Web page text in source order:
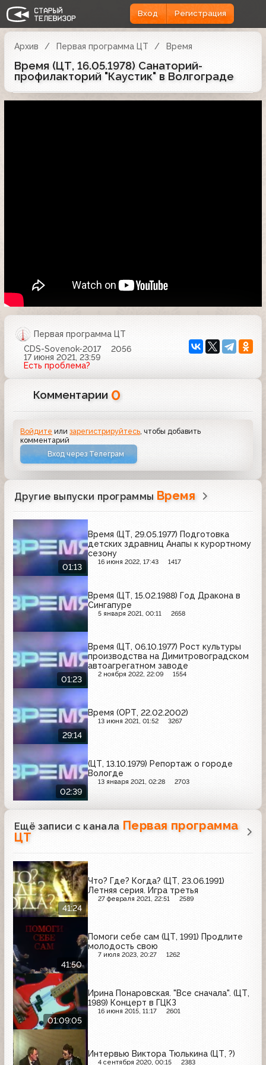
Вход Регистрация
Архив Первая программа ЦТ Время
Время (ЦТ, 16.05.1978) Санаторий-
профилакторий "Каустик" в Волгограде
Первая программа ЦТ
CDS-Sovenok-2017
2056
17 июня 2021, 23:59
Есть проблема?
Комментарии 0
Войдите илизарегистрируйтесь , чтобы добавить
комментарий
Вход через Телеграм
Другие выпуски программы Время
01:13
Время (ЦТ, 29.05.1977) Подготовка
детских здравниц Анапы к курортному
сезону
16 июня 2022, 17:43 1417
Время (ЦТ, 15.02.1988) Год Дракона в
Сингапуре
5 января 2021, 00:11 2658
01:23
Время (ЦТ, 06.10.1977) Рост культуры
производства на Димитровоградском
автоагрегатном заводе
2 ноября 2022, 22:09 1554
29:14
Время (ОРТ, 22.02.2002)
13 июня 2021, 01:52 3267
02:39
(ЦТ, 13.10.1979) Репортаж о городе
Вологде
13 января 2021, 02:28 2703
Ещё записи с канала Первая программа
ЦТ
41:24
Что? Где? Когда? (ЦТ, 23.06.1991)
Летняя серия. Игра третья
27 февраля 2021, 22:51 2589
41:50
Помоги себе сам (ЦТ, 1991) Продлите
молодость свою
7 июля 2023, 20:27 1262
01:09:05
Ирина Понаровская. "Все сначала". (ЦТ,
1989) Концерт в ГЦКЗ
16 июня 2015, 11:17 2601
Интервью Виктора Тюлькина (ЦТ, ?)
4 сентября 2020, 00:15 2383